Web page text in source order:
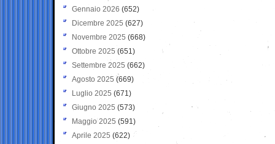
Gennaio 2026 (652)
Dicembre 2025 (627)
Novembre 2025 (668)
Ottobre 2025 (651)
Settembre 2025 (662)
Agosto 2025 (669)
Luglio 2025 (671)
Giugno 2025 (573)
Maggio 2025 (591)
Aprile 2025 (622)